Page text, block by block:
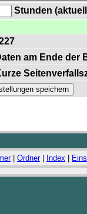
Stunden
am Ende der
| Ordner| Index